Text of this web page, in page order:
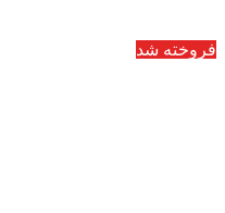
فروخته شد